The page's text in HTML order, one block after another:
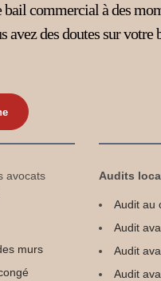
commercial à des
avez des doutes sur
avocats
murs
Audits
Audit au
Audit
Audit
Audit